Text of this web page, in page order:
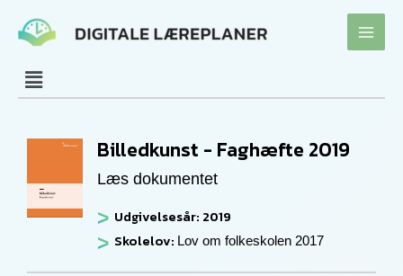
Billedkunst - Faghæfte 2019
Læs dokumentet
Udgivelsesår: 2019
Skolelov: Lov om folkeskolen 2017